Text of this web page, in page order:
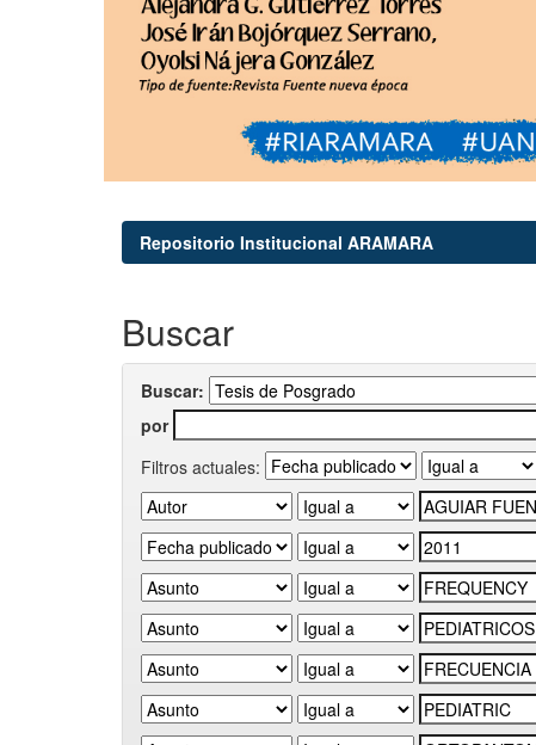
Repositorio Institucional ARAMARA
Buscar
Buscar:
por
Filtros actuales: